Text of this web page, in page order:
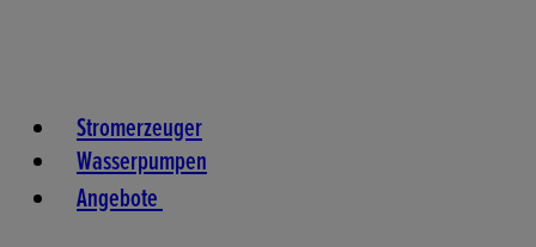
Stromerzeuger
Wasserpumpen
Angebote